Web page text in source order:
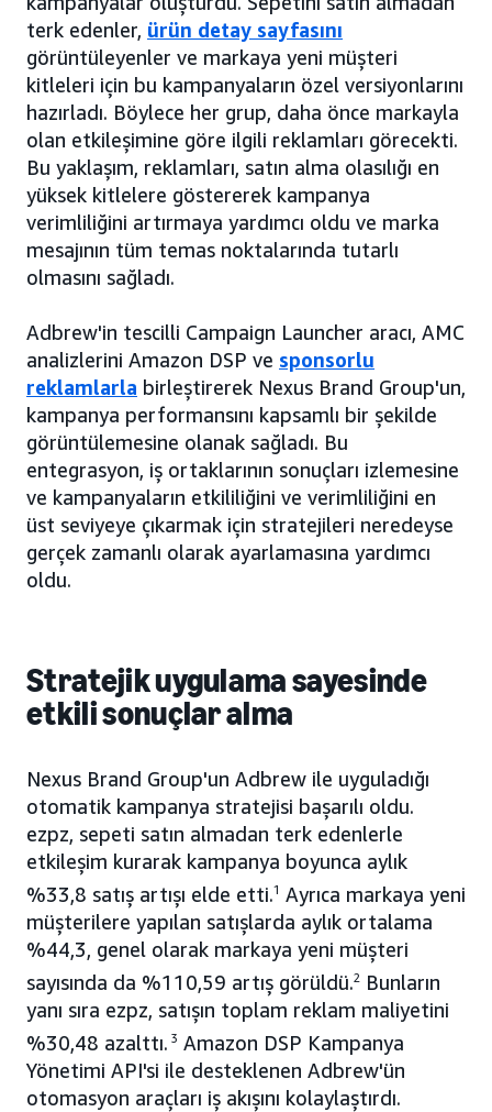
terk edenler, ürün detay sayfasını
görüntüleyenler ve markaya yeni müşteri
kitleleri için bu kampanyaların özel versiyonlarını
hazırladı. Böylece her grup, daha önce markayla
olan etkileşimine göre ilgili reklamları görecekti.
Bu yaklaşım, reklamları, satın alma olasılığı en
yüksek kitlelere göstererek kampanya
verimliliğini artırmaya yardımcı oldu ve marka
mesajının tüm temas noktalarında tutarlı
olmasını sağladı.
Adbrew'in tescilli Campaign Launcher aracı, AMC
analizlerini Amazon DSP ve sponsorlu
reklamlarla birleştirerek Nexus Brand Group'un,
kampanya performansını kapsamlı bir şekilde
görüntülemesine olanak sağladı. Bu
entegrasyon, iş ortaklarının sonuçları izlemesine
ve kampanyaların etkililiğini ve verimliliğini en
üst seviyeye çıkarmak için stratejileri neredeyse
gerçek zamanlı olarak ayarlamasına yardımcı
oldu.
Stratejik uygulama sayesinde
etkili sonuçlar alma
Nexus Brand Group'un Adbrew ile uyguladığı
otomatik kampanya stratejisi başarılı oldu.
ezpz, sepeti satın almadan terk edenlerle
etkileşim kurarak kampanya boyunca aylık
%33,8 satış artışı elde etti.1 Ayrıca markaya yeni
müşterilere yapılan satışlarda aylık ortalama
%44,3, genel olarak markaya yeni müşteri
sayısında da %110,59 artış görüldü.2
Bunların
yanı sıra ezpz, satışın toplam reklam maliyetini
%30,48 azalttı. 3 Amazon DSP Kampanya
Yönetimi API'si ile desteklenen Adbrew'ün
otomasyon araçları iş akışını kolaylaştırdı.